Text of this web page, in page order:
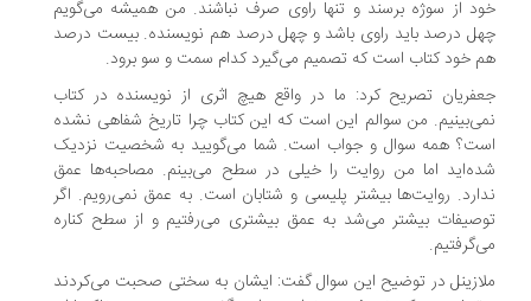
از سوژه برسند و تنها راوی صرف نباشند. من همیشه می‌گویم
درصد باید راوی باشد و چهل درصد هم نویسنده. بیست درصد
خود کتاب است که تصمیم می‌گیرد کدام سمت و سو برود.
تصریح کرد: ما در واقع هیچ اثری از نویسنده در کتاب
من سوالم این است که این کتاب چرا تاریخ شفاهی نشده
همه‌ سوال و جواب است. شما می‌گویید به شخصیت نزدیک
اما من روایت را خیلی در سطح می‌بینم. مصاحبه‌ها عمق
روایت‌ها بیشتر پلیسی و شتابان است. به عمق نمی‌رویم. اگر
بیشتر می‌شد به عمق بیشتری می‌رفتیم و از سطح کناره
در توضیح این سوال گفت: ایشان به سختی صحبت می‌کردند